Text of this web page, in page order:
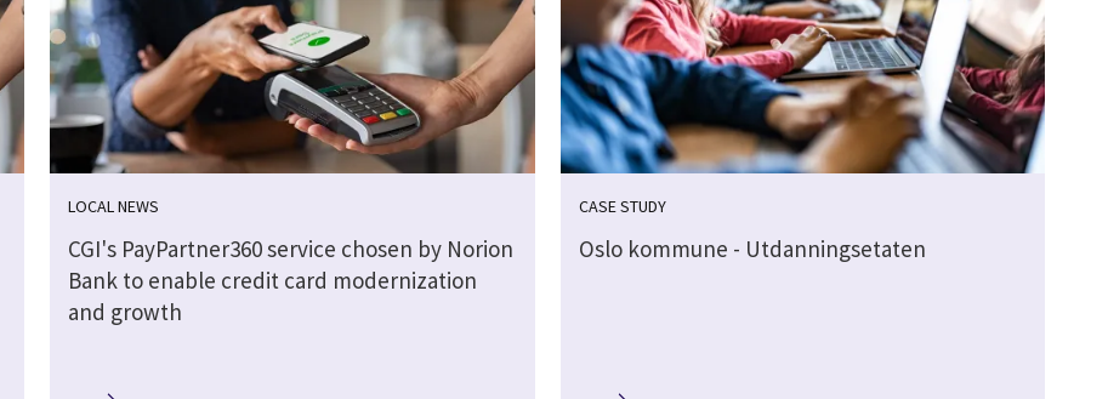
LOCAL NEWS
CGI's PayPartner360 service chosen by Norion
Bank to enable credit card modernization
and growth
CASE STUDY
Oslo kommune - Utdanningsetaten